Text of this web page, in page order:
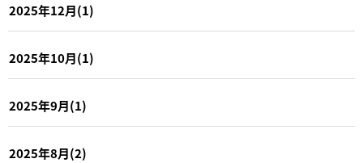
2025年12月(1)
2025年10月(1)
2025年9月(1)
2025年8月(2)